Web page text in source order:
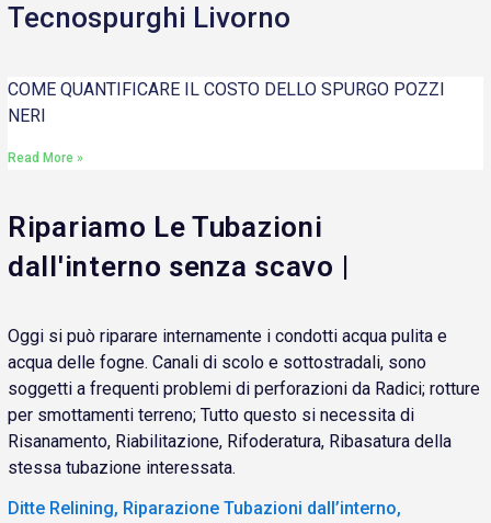
Tecnospurghi Livorno
COME QUANTIFICARE IL COSTO DELLO SPURGO POZZI
NERI
Read More »
Ripariamo Le Tubazioni
dall'interno senza scavo |
Oggi si può riparare internamente i condotti acqua pulita e
acqua delle fogne. Canali di scolo e sottostradali, sono
soggetti a frequenti problemi di perforazioni da Radici; rotture
per smottamenti terreno; Tutto questo si necessita di
Risanamento, Riabilitazione, Rifoderatura, Ribasatura della
stessa tubazione interessata.
Ditte Relining, Riparazione Tubazioni dall’interno,